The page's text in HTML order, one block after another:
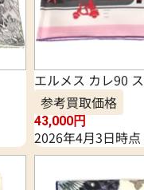
エルメス カレ90
参考買取価格
43,000円
2026年4月3日時点